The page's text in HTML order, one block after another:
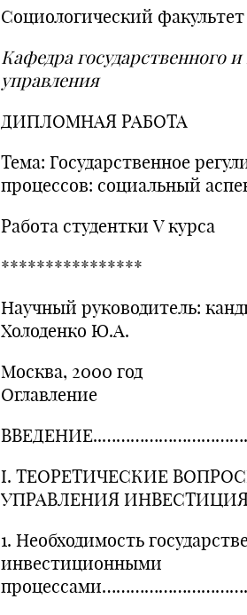
Социологический факультет
Кафедра государственного
управления
ДИПЛОМНАЯ РАБОТА
Тема: Государственное
процессов: социальный
Работа студентки V курса
****************
Научный руководитель:
Холоденко Ю.А.
Москва, 2000 год
Оглавление
I. ТЕОРЕТИЧЕСКИЕ
УПРАВЛЕНИЯ
1. Необходимость
инвестиционными